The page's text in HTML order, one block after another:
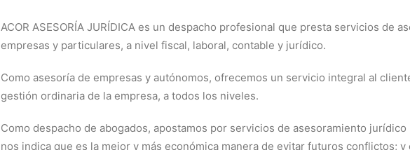
ACOR ASESORÍA JURÍDICA es un despacho profesional que presta servicios de
empresas y particulares, a nivel fiscal, laboral, contable y jurídico.
Como asesoría de empresas y autónomos, ofrecemos un servicio integral al
gestión ordinaria de la empresa, a todos los niveles.
Como despacho de abogados, apostamos por servicios de asesoramiento
nos indica que es la mejor y más económica manera de evitar futuros conflictos;